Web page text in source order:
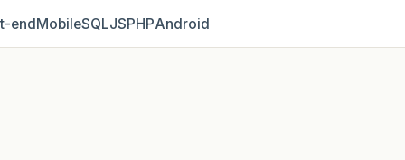
MobileSQLJSPHPAndroid